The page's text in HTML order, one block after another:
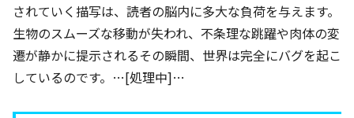
されていく描写は、読者の脳内に多大な負荷を与えます。
生物のスムーズな移動が失われ、不条理な跳躍や肉体の変
遷が静かに提示されるその瞬間、世界は完全にバグを起こ
しているのです。…[処理中]…